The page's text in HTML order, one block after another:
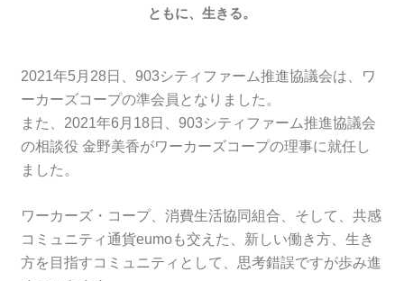
ともに、生きる。
2021年5月28日、903シティファーム推進協議会は、ワ
ーカーズコープの準会員となりました。
また、2021年6月18日、903シティファーム推進協議会
の相談役 金野美香がワーカーズコープの理事に就任し
ました。
ワーカーズ・コープ、消費生活協同組合、そして、共感
コミュニティ通貨eumoも交えた、新しい働き方、生き
方を目指すコミュニティとして、思考錯誤ですが歩み進